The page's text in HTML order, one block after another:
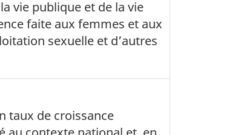
vie publique et de la vie
faite aux femmes et aux
sexuelle et d’autres
taux de croissance